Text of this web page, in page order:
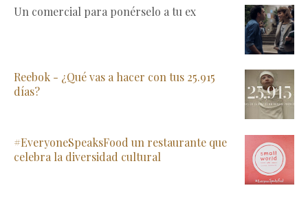
Un comercial para ponérselo a tu ex
Reebok - ¿Qué vas a hacer con tus 25.915
días?
#EveryoneSpeaksFood un restaurante que
celebra la diversidad cultural